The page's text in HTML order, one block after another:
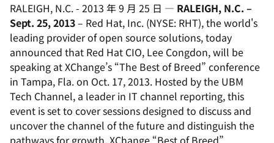
RALEIGH, N.C.- 2013 年 9 月 25 日 — RALEIGH, N.C. –
Sept. 25, 2013– Red Hat, Inc. (NYSE: RHT), the world's
leading provider of open source solutions, today
announced that Red Hat CIO, Lee Congdon, will be
speaking at XChange’s “The Best of Breed” conference
in Tampa, Fla. on Oct. 17, 2013. Hosted by the UBM
Tech Channel, a leader in IT channel reporting, this
event is set to cover sessions designed to discuss and
uncover the channel of the future and distinguish the
pathways for growth. XChange “Best of Breed”